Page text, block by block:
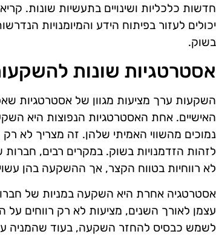
חדשות כלכליות ושינויים בתעשיות שונות.
יכולים לעזור בפיתוח הידע והמיומנויות
בשוק.
אסטרטגיות שונות
השקעות ערך מציעות מגוון של אסטרטגיות
האישיים. אחת האסטרטגיות הנפוצות היא
נמוכים מהשווי האמיתי שלהן. זה מצריך לא
לזהות הזדמנויות בשוק. במקרים רבים, חברות
לא רווחיות בטווח הקצר, אך ההשקעה בהן
אסטרטגיה אחרת היא השקעה במניות של
עצמן לאורך השנים, מציעות לא רק רווחים על
לשמש כבסיס להחזר השקעה, בעוד שהמניה